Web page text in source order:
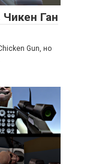
Ган
Gun, но